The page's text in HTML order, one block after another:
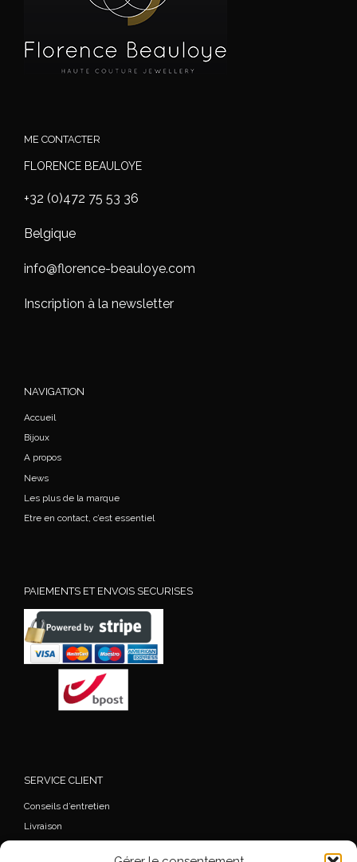
ME CONTACTER
FLORENCE BEAULOYE
+32 (0)472 75 53 36
Belgique
info@florence-beauloye.com
Inscription à la newsletter
NAVIGATION
Accueil
Bijoux
A propos
News
Les plus de la marque
Etre en contact, c’est essentiel
PAIEMENTS ET ENVOIS SECURISES
SERVICE CLIENT
Conseils d’entretien
Livraison